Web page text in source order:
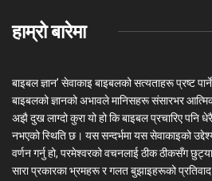
हाम्रो बारेमा
बाइबल ज्ञान’ सेवाकाइ बाइबलको सत्यताहरू प्रष्ट
बाइबलको ज्ञानको अभावले मानिसहरू संसारभर
अझै दुख लाग्दो कुरा यो हो कि बाइबल प्रचारिए पनि
नभएको स्थिति छ। यस सन्दर्भमा यस सेवाकाइको
वर्णन गर्नु हो, परमेश्वरको वचनलाई ठीक ठीकसँग
सारा प्रकारका भ्रमहरू र गलत बुझाइहरूको प्रतिवाद